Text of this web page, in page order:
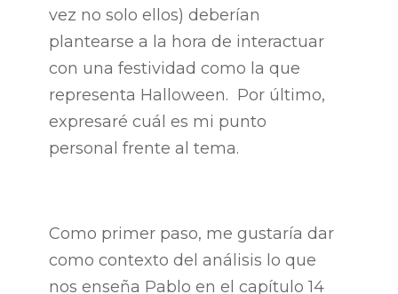
vez no solo ellos) deberían
plantearse a la hora de interactuar
con una festividad como la que
representa Halloween. Por último,
expresaré cuál es mi punto
personal frente al tema.
Como primer paso, me gustaría dar
como contexto del análisis lo que
nos enseña Pablo en el capítulo 14